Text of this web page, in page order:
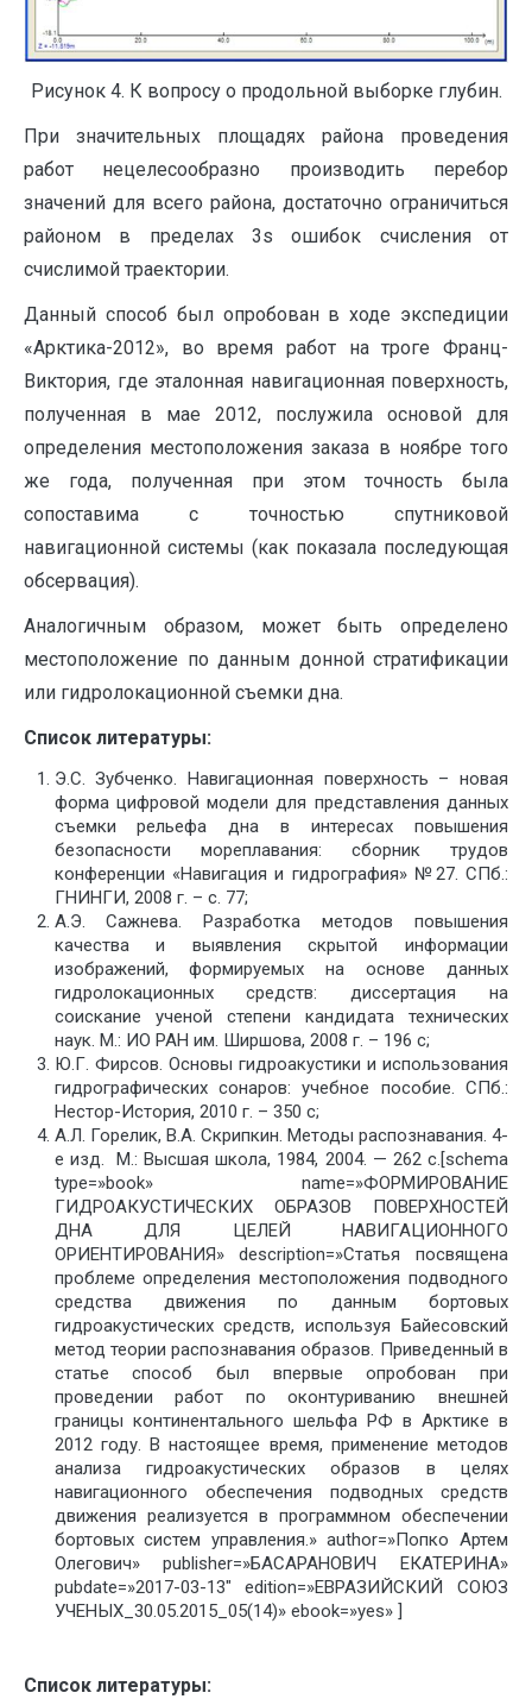
Рисунок 4. К вопросу о продольной выборке глубин.
При значительных площадях района проведения
работ нецелесообразно производить перебор
значений для всего района, достаточно ограничиться
районом в пределах 3s ошибок счисления от
счислимой траектории.
Данный способ был опробован в ходе экспедиции
«Арктика-2012», во время работ на троге Франц-
Виктория, где эталонная навигационная поверхность,
полученная в мае 2012, послужила основой для
определения местоположения заказа в ноябре того
же года, полученная при этом точность была
сопоставима с точностью спутниковой
навигационной системы (как показала последующая
обсервация).
Аналогичным образом, может быть определено
местоположение по данным донной стратификации
или гидролокационной съемки дна.
Список литературы:
Э.С. Зубченко. Навигационная поверхность – новая
форма цифровой модели для представления данных
съемки рельефа дна в интересах повышения
безопасности мореплавания: сборник трудов
конференции «Навигация и гидрография» №27. СПб.:
ГНИНГИ, 2008 г. – с. 77;
А.Э. Сажнева. Разработка методов повышения
качества и выявления скрытой информации
изображений, формируемых на основе данных
гидролокационных средств: диссертация на
соискание ученой степени кандидата технических
наук. М.: ИО РАН им. Ширшова, 2008 г. – 196 с;
Ю.Г. Фирсов. Основы гидроакустики и использования
гидрографических сонаров: учебное пособие. СПб.:
Нестор-История, 2010 г. – 350 с;
А.Л. Горелик, В.А. Скрипкин. Методы распознавания. 4-
е изд. М.: Высшая школа, 1984, 2004. — 262 с.[schema
type=»book» name=»ФОРМИРОВАНИЕ
ГИДРОАКУСТИЧЕСКИХ ОБРАЗОВ ПОВЕРХНОСТЕЙ
ДНА ДЛЯ ЦЕЛЕЙ НАВИГАЦИОННОГО
ОРИЕНТИРОВАНИЯ» description=»Статья посвящена
проблеме определения местоположения подводного
средства движения по данным бортовых
гидроакустических средств, используя Байесовский
метод теории распознавания образов. Приведенный в
статье способ был впервые опробован при
проведении работ по оконтуриванию внешней
границы континентального шельфа РФ в Арктике в
2012 году. В настоящее время, применение методов
анализа гидроакустических образов в целях
навигационного обеспечения подводных средств
движения реализуется в программном обеспечении
бортовых систем управления.» author=»Попко Артем
Олегович» publisher=»БАСАРАНОВИЧ ЕКАТЕРИНА»
pubdate=»2017-03-13″ edition=»ЕВРАЗИЙСКИЙ СОЮЗ
УЧЕНЫХ_30.05.2015_05(14)» ebook=»yes» ]
Список литературы: